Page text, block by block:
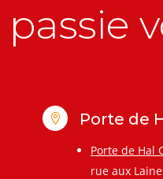
passie
 Porte de
Porte de Hal
rue aux